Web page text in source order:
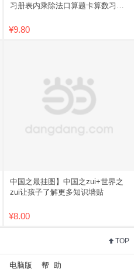
习册表内乘除法口算题卡算数习题
¥9.80
中国之最挂图】中国之zui+世界之
zui让孩子了解更多知识墙贴
¥8.00
TOP
电脑版 帮 助